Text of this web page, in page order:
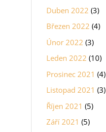
Duben 2022 (3)
Březen 2022 (4)
Únor 2022 (3)
Leden 2022 (10)
Prosinec 2021 (4)
Listopad 2021 (3)
Říjen 2021 (5)
Září 2021 (5)